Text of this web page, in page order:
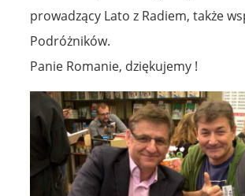
prowadzący Lato z Radiem, także
Podróżników.
Panie Romanie, dziękujemy !